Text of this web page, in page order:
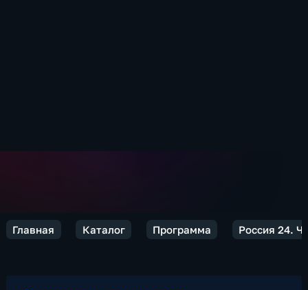
Главная Каталог Программа Россия 24.